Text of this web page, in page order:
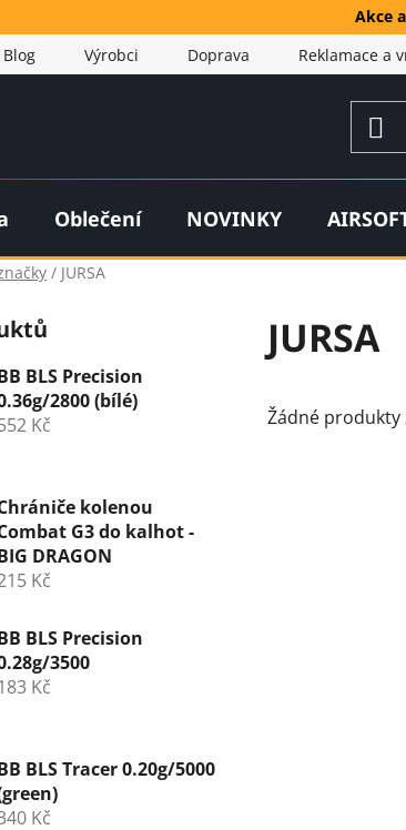
Akce
Blog Výrobci Doprava Reklamace a
Oblečení NOVINKY
/ JURSA
BLS Precision
2800 (bílé)
Kč
kolenou
G3 do kalhot -
DRAGON
Kč
BLS Precision
3500
Kč
BLS Tracer 0.20g/5000
Kč
JURSA
Žádné produkty